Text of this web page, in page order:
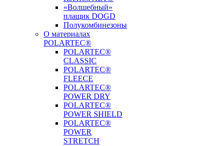
«Волшебный»
плащик DOGD
Полукомбинезоны
О материалах
POLARTEC®
POLARTEC®
CLASSIC
POLARTEC®
FLEECE
POLARTEC®
POWER DRY
POLARTEC®
POWER SHIELD
POLARTEC®
POWER
STRETCH